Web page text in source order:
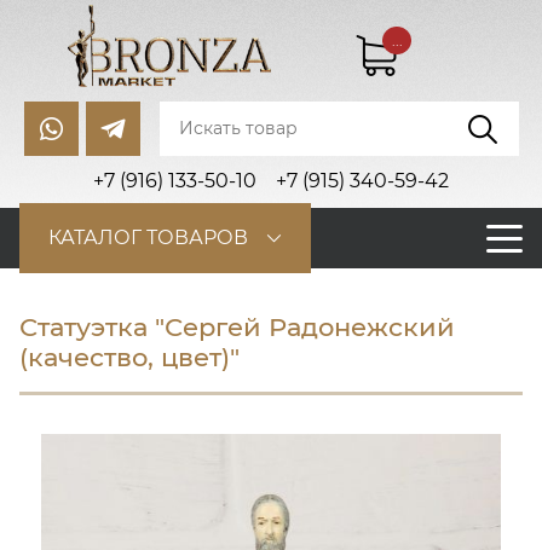
+7 (916) 133-50-10 +7 (915) 340-59-42
...
КАТАЛОГ ТОВАРОВ
Статуэтка "Сергей Радонежский
(качество, цвет)"